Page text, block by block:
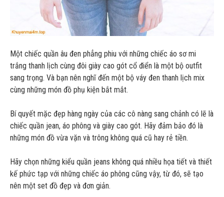
Một chiếc quần âu đen phẳng phiu với những chiếc áo sơ mi
trắng thanh lịch cùng đôi giày cao gót cổ điển là một bộ outfit
sang trọng. Và bạn nên nghĩ đến một bộ váy đen thanh lịch mix
cùng những món đồ phụ kiện bắt mắt.
Bí quyết mặc đẹp hàng ngày của các cô nàng sang chảnh có lẽ là
chiếc quần jean, áo phông và giày cao gót. Hãy đảm bảo đó là
những món đồ vừa vặn và trông không quá cũ hay rẻ tiền.
Hãy chọn những kiểu quần jeans không quá nhiều họa tiết và thiết
kế phức tạp với những chiếc áo phông cũng vậy, từ đó, sẽ tạo
nên một set đồ đẹp và đơn giản.